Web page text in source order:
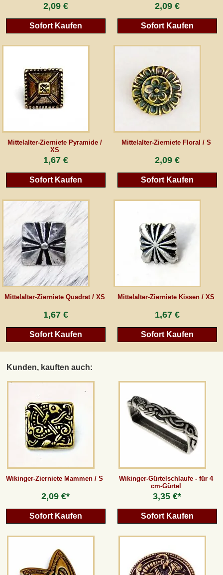
2,09 €
Sofort Kaufen
2,09 €
Sofort Kaufen
Mittelalter-Zierniete Pyramide /
XS
1,67 €
Sofort Kaufen
Mittelalter-Zierniete Floral / S
2,09 €
Sofort Kaufen
Mittelalter-Zierniete Quadrat / XS
1,67 €
Sofort Kaufen
Mittelalter-Zierniete Kissen / XS
1,67 €
Sofort Kaufen
Kunden, kauften auch:
Wikinger-Zierniete Mammen / S
2,09 €*
Sofort Kaufen
Wikinger-Gürtelschlaufe - für 4
cm-Gürtel
3,35 €*
Sofort Kaufen
Vertrag wiederrufen
bisherigen Preis bei peraperis.com.
Zur klassischen Website